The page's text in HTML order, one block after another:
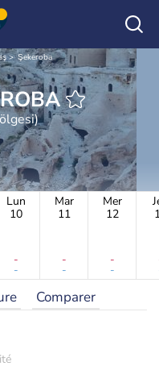
Şekeroba
Lun
10
-
-
Mar
11
-
-
Mer
12
-
-
Comparer